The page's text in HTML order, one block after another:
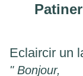
Eclaircir un
" Bonjour,